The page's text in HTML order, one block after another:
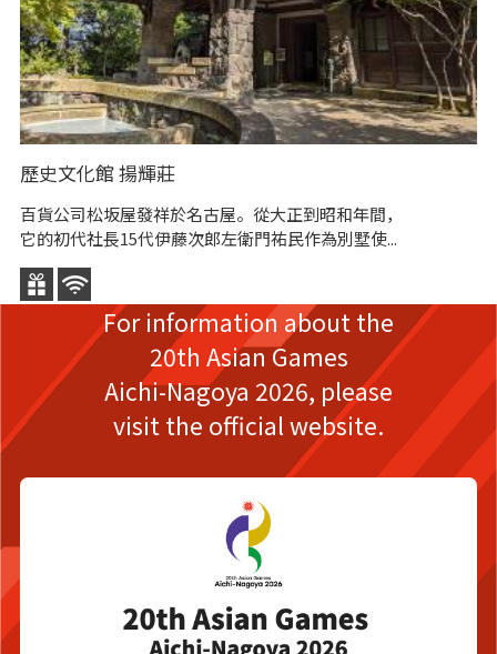
歷史文化館 揚輝莊
百貨公司松坂屋發祥於名古屋。從大正到昭和年間，
它的初代社長15代伊藤次郎左衛門祐民作為別墅使...
For information about the
20th Asian Games
Aichi-Nagoya 2026, please
visit the official website.